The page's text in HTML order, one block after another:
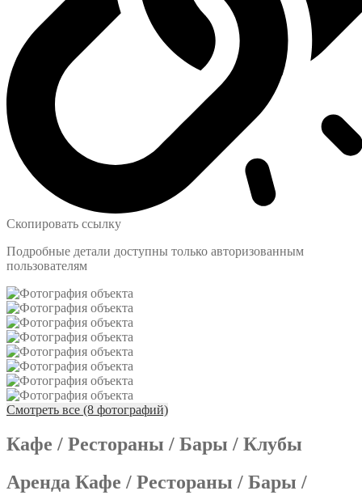
Скопировать ссылку
Подробные детали доступны только авторизованным
пользователям
Смотреть все (8 фотографий)
Кафе / Рестораны / Бары / Клубы
Аренда Кафе / Рестораны / Бары /